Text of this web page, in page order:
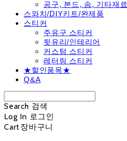
공구, 본드, 솜, 기타재료
스와치/DIY키트/완제품
스티커
주유구 스티커
뒷유리/인테리어
커스텀 스티커
레터링 스티커
★할인품목★
Q&A
Search 검색
Log In 로그인
Cart장바구니